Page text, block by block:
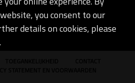
you consent to our
details on cookies, please